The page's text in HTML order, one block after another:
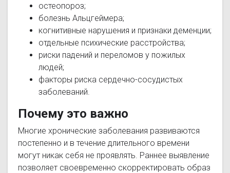
остеопороз;
болезнь Альцгеймера;
когнитивные нарушения и признаки деменции;
отдельные психические расстройства;
риски падений и переломов у пожилых
людей;
факторы риска сердечно-сосудистых
заболеваний.
Почему это важно
Многие хронические заболевания развиваются
постепенно и в течение длительного времени
могут никак себя не проявлять. Раннее выявление
позволяет своевременно скорректировать образ